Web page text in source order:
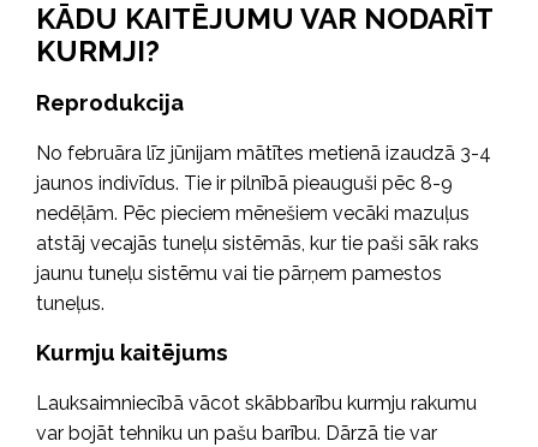
KĀDU KAITĒJUMU VAR NODARĪT
KURMJI?
Reprodukcija
No februāra līz jūnijam mātītes metienā izaudzā 3-4
jaunos indivīdus. Tie ir pilnībā pieauguši pēc 8-9
nedēļām. Pēc pieciem mēnešiem vecāki mazuļus
atstāj vecajās tuneļu sistēmās, kur tie paši sāk raks
jaunu tuneļu sistēmu vai tie pārņem pamestos
tuneļus.
Kurmju kaitējums
Lauksaimniecībā vācot skābbarību kurmju rakumu
var bojāt tehniku un pašu barību. Dārzā tie var